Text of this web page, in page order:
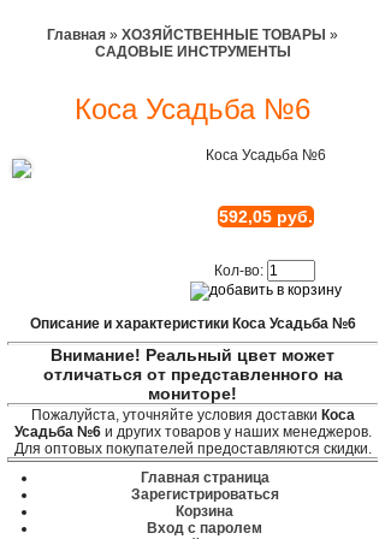
Главная » ХОЗЯЙСТВЕННЫЕ ТОВАРЫ »
САДОВЫЕ ИНСТРУМЕНТЫ
Коса Усадьба №6
Коса Усадьба №6
592,05 руб.
Кол-во:
Описание и характеристики Коса Усадьба №6
Внимание! Реальный цвет может
отличаться от представленного на
мониторе!
Пожалуйста, уточняйте условия доставки Коса
Усадьба №6и других товаров у наших менеджеров.
Для оптовых покупателей предоставляются скидки.
Главная страница
Зарегистрироваться
Корзина
Вход с паролем